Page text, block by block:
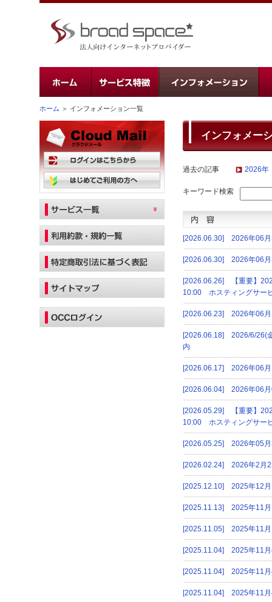
ホーム ＞ インフォメーション一覧
インフォメー
過去の記事 2026年
キーワード検索
[2026.06.30] 2026年06
[2026.06.30] 2026年06
[2026.06.26] 【重要】
10:00 ホスティングサー
[2026.06.23] 2026年06
[2026.06.18] 2026/6/26(
内
[2026.06.17] 2026年06月
[2026.06.04] 2026年06月
[2026.05.29] 【重要】
10:00 ホスティングサー
[2026.05.25] 2026年05月
[2026.02.24] 2026年2月
[2025.12.10] 2025年12月
[2025.11.13] 2025年11月
[2025.11.05] 2025年11月
[2025.11.04] 2025年11
[2025.11.04] 2025年11
[2025.11.04] 2025年11